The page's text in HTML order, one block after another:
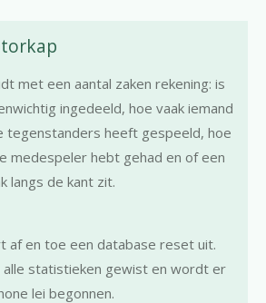
met een aantal zaken rekening: is
ingedeeld, hoe vaak iemand
tegenstanders heeft gespeeld, hoe
medespeler hebt gehad en of een
langs de kant zit.
af en toe een database reset uit.
statistieken gewist en wordt er
lei begonnen.